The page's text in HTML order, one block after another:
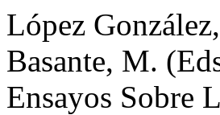
López
Basante, M.
Ensayos Sobre